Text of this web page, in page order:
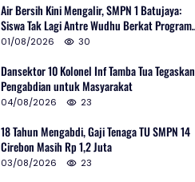
Air Bersih Kini Mengalir, SMPN 1 Batujaya:
Siswa Tak Lagi Antre Wudhu Berkat Program
TNI AD
01/08/2026 30
Dansektor 10 Kolonel Inf Tamba Tua Tegaskan
Pengabdian untuk Masyarakat
04/08/2026 23
18 Tahun Mengabdi, Gaji Tenaga TU SMPN 14
Cirebon Masih Rp 1,2 Juta
03/08/2026 23